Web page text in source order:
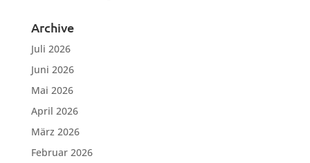
Archive
Juli 2026
Juni 2026
Mai 2026
April 2026
März 2026
Februar 2026